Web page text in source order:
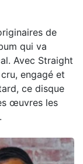
de
qui va
Avec Straight
engagé et
ce disque
œuvres les